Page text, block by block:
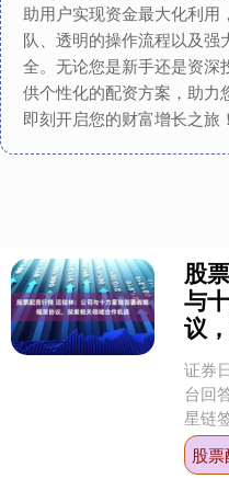
助用户实现资金最大化利用
队、透明的操作流程以及强
全。无论您是新手还是资深
供个性化的配资方案，助力
即刻开启您的财富增长之旅！
股
与
议
证券
台回
星链
资源
遇，
股